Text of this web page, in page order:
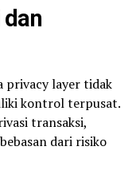
privacy layer tidak
kontrol terpusat.
transaksi,
dari risiko